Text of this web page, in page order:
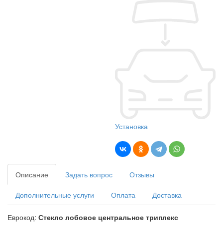
Установка
Описание Задать вопрос Отзывы
Дополнительные услуги Оплата Доставка
Еврокод: Стекло лобовое центральное триплекс